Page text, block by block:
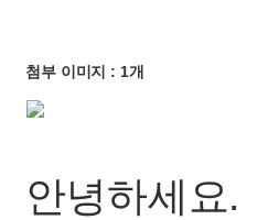
첨부 이미지 : 1개
안녕하세요.